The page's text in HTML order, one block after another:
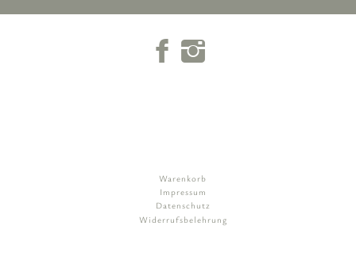
Warenkorb
Impressum
Datenschutz
Widerrufsbelehrung